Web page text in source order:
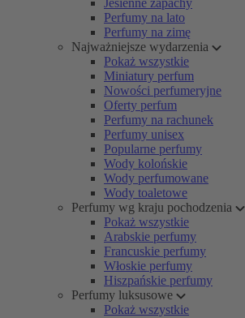
Jesienne zapachy
Perfumy na lato
Perfumy na zimę
Najważniejsze wydarzenia
Pokaż wszystkie
Miniatury perfum
Nowości perfumeryjne
Oferty perfum
Perfumy na rachunek
Perfumy unisex
Popularne perfumy
Wody kolońskie
Wody perfumowane
Wody toaletowe
Perfumy wg kraju pochodzenia
Pokaż wszystkie
Arabskie perfumy
Francuskie perfumy
Włoskie perfumy
Hiszpańskie perfumy
Perfumy luksusowe
Pokaż wszystkie